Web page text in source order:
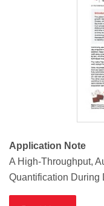
Application Note
A High-Throughput,
Quantification During